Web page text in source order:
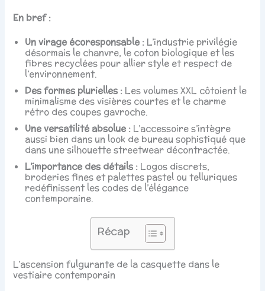
En bref :
Un virage écoresponsable : L’industrie privilégie
désormais le chanvre, le coton biologique et les
fibres recyclées pour allier style et respect de
l’environnement.
Des formes plurielles : Les volumes XXL côtoient le
minimalisme des visières courtes et le charme
rétro des coupes gavroche.
Une versatilité absolue : L’accessoire s’intègre
aussi bien dans un look de bureau sophistiqué que
dans une silhouette streetwear décontractée.
L’importance des détails : Logos discrets,
broderies fines et palettes pastel ou telluriques
redéfinissent les codes de l’élégance
contemporaine.
Récap
L’ascension fulgurante de la casquette dans le
vestiaire contemporain